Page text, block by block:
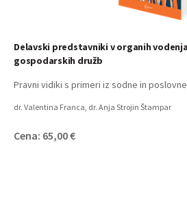
Delavski predstavniki v organih
gospodarskih družb
Pravni vidiki s primeri iz sodne in
dr. Valentina Franca, dr. Anja Strojin Štampar
Cena: 65,00 €